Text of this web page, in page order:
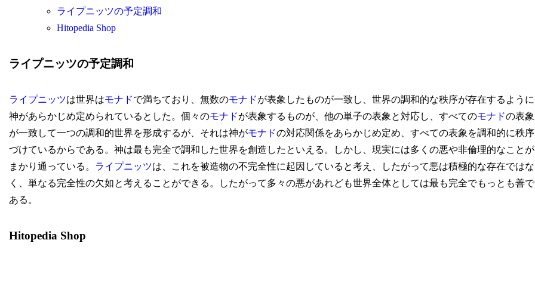
ライプニッツの予定調和
Hitopedia Shop
ライプニッツの予定調和
ライプニッツは世界はモナドで満ちており、無数のモナドが表象したものが一致し、世界の調和的な秩序が存在するように
神があらかじめ定められているとした。個々のモナドが表象するものが、他の単子の表象と対応し、すべてのモナドの表象
が一致して一つの調和的世界を形成するが、それは神がモナドの対応関係をあらかじめ定め、すべての表象を調和的に秩序
づけているからである。神は最も完全で調和した世界を創造したといえる。しかし、現実には多くの悪や非倫理的なことが
まかり通っている。 ライプニッツは、これを被造物の不完全性に起因していると考え、したがって悪は積極的な存在ではな
く、単なる完全性の欠如と考えることができる。したがって多々の悪があれども世界全体としては最も完全でもっとも善で
ある。
Hitopedia Shop